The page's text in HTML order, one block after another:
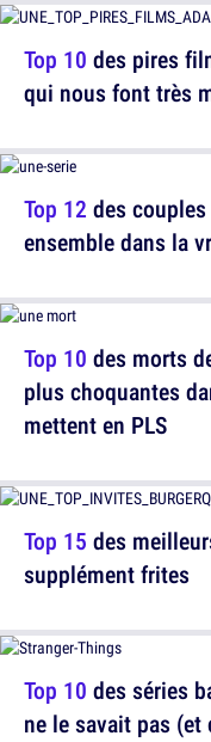
Top 12 des
ensemble dans la
Top 15 des
supplément frites
Top 10 des pires
qui nous font très
Top 10 des morts
plus choquantes
mettent en PLS
Top 10 des séries
ne le savait pas